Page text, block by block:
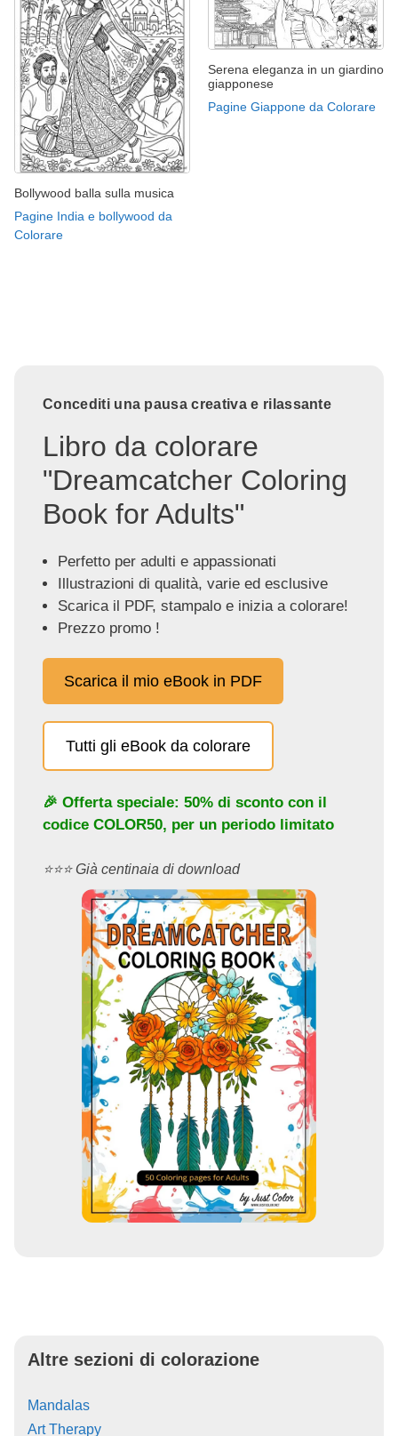
Bollywood balla sulla musica
Pagine India e bollywood da
Colorare
Serena eleganza in un giardino
giapponese
Pagine Giappone da Colorare
Concediti una pausa creativa e rilassante
Libro da colorare
"Dreamcatcher Coloring
Book for Adults"
Perfetto per adulti e appassionati
Illustrazioni di qualità, varie ed esclusive
Scarica il PDF, stampalo e inizia a colorare!
Prezzo promo !
Scarica il mio eBook in PDF
Tutti gli eBook da colorare
🎉 Offerta speciale: 50% di sconto con il
codice COLOR50, per un periodo limitato
⭐️⭐️⭐️ Già centinaia di download
Altre sezioni di colorazione
Mandalas
Art Therapy